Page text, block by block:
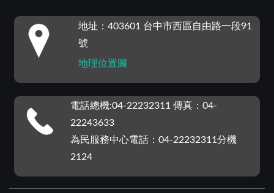
地址：403601 台中市西區自由路一段91
號
地理位置圖
電話總機:04-22232311 傳真：04-
22243633
為民服務中心電話：04-22232311分機
2124